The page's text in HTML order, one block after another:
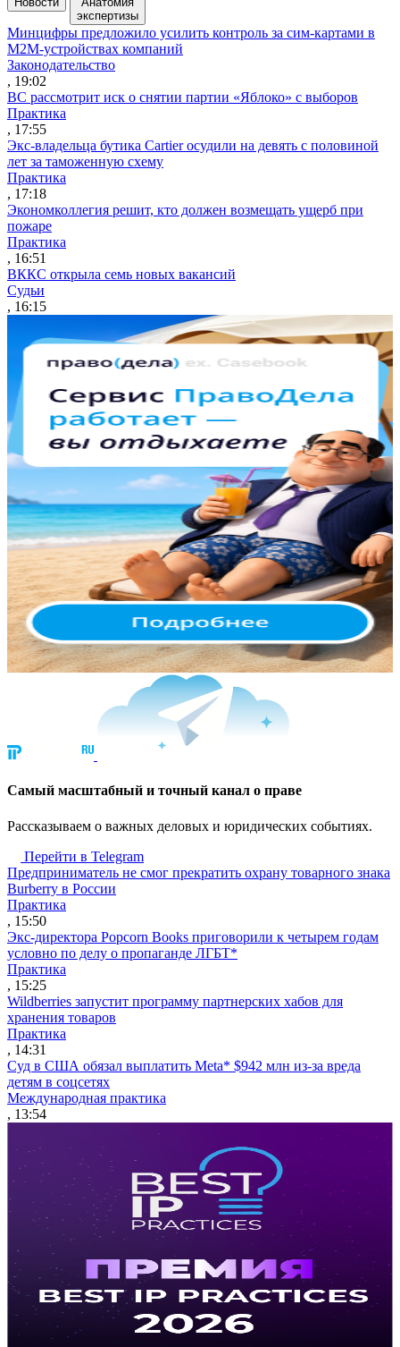
экспертизы
Минцифры предложило усилить контроль за сим-картами в
M2M-устройствах компаний
Законодательство
, 19:02
ВС рассмотрит иск о снятии партии «Яблоко» с выборов
Практика
, 17:55
Экс-владельца бутика Cartier осудили на девять с половиной
лет за таможенную схему
Практика
, 17:18
Экономколлегия решит, кто должен возмещать ущерб при
пожаре
Практика
, 16:51
ВККС открыла семь новых вакансий
Судьи
, 16:15
Cамый масштабный и точный канал о праве
Рассказываем о важных деловых и юридических событиях.
Перейти в Telegram
Предприниматель не смог прекратить охрану товарного знака
Burberry в России
Практика
, 15:50
Экс-директора Popcorn Books приговорили к четырем годам
условно по делу о пропаганде ЛГБТ*
Практика
, 15:25
Wildberries запустит программу партнерских хабов для
хранения товаров
Практика
, 14:31
Суд в США обязал выплатить Meta* $942 млн из-за вреда
детям в соцсетях
Международная практика
, 13:54